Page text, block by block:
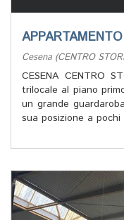
Cesena (CENTRO
CESENA CENTRO
trilocale al piano
un grande
sua posizione a